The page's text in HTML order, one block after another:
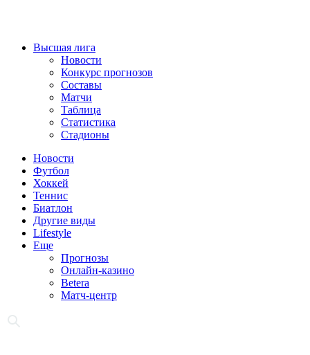
Высшая лига
Новости
Конкурс прогнозов
Составы
Матчи
Таблица
Статистика
Стадионы
Новости
Футбол
Хоккей
Теннис
Биатлон
Другие виды
Lifestyle
Еще
Прогнозы
Онлайн-казино
Betera
Матч-центр